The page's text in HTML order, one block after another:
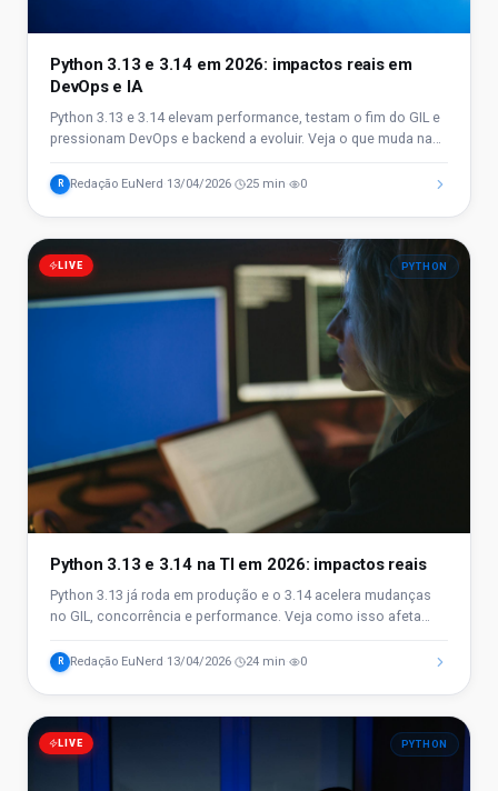
Python 3.13 e 3.14 em 2026: impactos reais em
DevOps e IA
Python 3.13 e 3.14 elevam performance, testam o fim do GIL e
pressionam DevOps e backend a evoluir. Veja o que muda na
R Redação EuNerd 13/04/2026 25 min 0
LIVE PYTHON
Python 3.13 e 3.14 na TI em 2026: impactos reais
Python 3.13 já roda em produção e o 3.14 acelera mudanças
no GIL, concorrência e performance. Veja como isso afeta
R Redação EuNerd 13/04/2026 24 min 0
LIVE PYTHON